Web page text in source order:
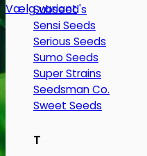
Subseed's
Sensi Seeds
Serious Seeds
Sumo Seeds
Super Strains
Seedsman Co.
Sweet Seeds
T
Vælg variant
Dette
flere
varianter.
Mulighederne
kan
vælges